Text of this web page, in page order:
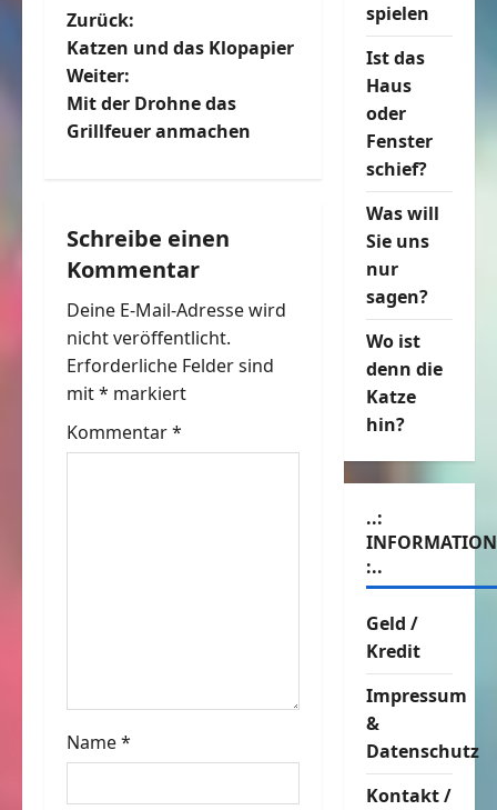
B
e
i
a
g
s
n
a
i
o
Zurück:
Katzen und das Klopapier
Weiter:
Mit der Drohne das
Grillfeuer anmachen
Schreibe einen
Kommentar
Deine E-Mail-Adresse wird
nicht veröffentlicht.
Erforderliche Felder sind
mit* markiert
Kommentar*
Name*
spielen
Ist das
Haus
oder
Fenster
schief?
Was will
Sie uns
nur
sagen?
Wo ist
denn die
Katze
hin?
..:
:..
Geld /
Kredit
Impressum
&
Datenschutz
Kontakt /